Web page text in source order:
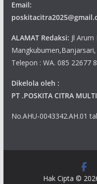
Email:
ALAMAT Redaksi: Jl
Telepon : WA. 085 22677
Dikelola oleh :
PT .POSKITA CITRA
No.AHU-0043342.AH.01
Hak Cipta ©